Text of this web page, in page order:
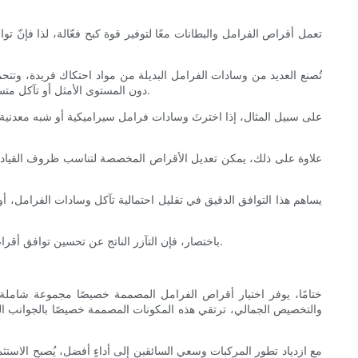
تعمل أقراص الفرامل والبطانات معًا لتوفير قوة كبح فعّالة، لذا
تُصنع العديد من وسادات الفرامل البديلة من مواد احتكاك فريدة،
دون المستوى الأمثل أو تآكل متسارع. في المقابل، يمكن تعديل الأقراص المصممة خصيصًا لتناسب هذه الاختلافات، وذلك من خلال تعديل نعومة السطح، أو تصميم الفتحات، أو السماكة.
على سبيل المثال، إذا اخترتَ وسادات فرامل سيراميكية أو شبه
علاوة على ذلك، يمكن تعديل الأقراص المخصصة لتناسب ظروف القيادة
يساهم هذا التوافق الدقيق في تقليل احتمالية تآكل وسادات
باختصار، فإن التآزر الناتج عن تحسين توافق أقراص الفرامل والبطانات يرفع أداء الفرامل في سيارتك إلى ما يتجاوز القدرات القياسية، مما يوفر الثقة والسلامة سواء على الطريق أو على حلبة السباق.
ختامًا، يوفر اختيار أقراص الفرامل المصممة خصيصًا مجموعة شاملة
والتخصيص الجمالي، ترتقي هذه المكونات المصممة خصيصًا بالجوانب
مع ازدياد تطور المركبات وسعي السائقين إلى أداءٍ أفضل، يُصبح